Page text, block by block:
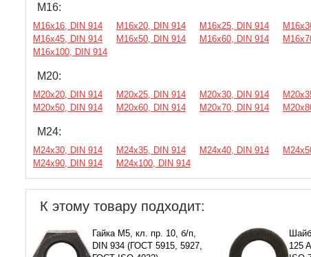
М16:
М16х16, DIN 914 М16х20, DIN 914 М16х25, DIN 914
М16х45, DIN 914
М16х50, DIN 914 М16х60, DIN 914
М16х100, DIN 914
М20:
М20х20, DIN 914 М20х25, DIN 914 М20х30, DIN 914
М20х50, DIN 914
М20х60, DIN 914 М20х70, DIN 914
М24:
М24х30, DIN 914 М24х35, DIN 914 М24х40, DIN 914
М24х90, DIN 914
М24х100, DIN 914
К этому товару подходит:
Гайка М5, кл. пр. 10, б/п,
DIN 934 (ГОСТ 5915, 5927,
125